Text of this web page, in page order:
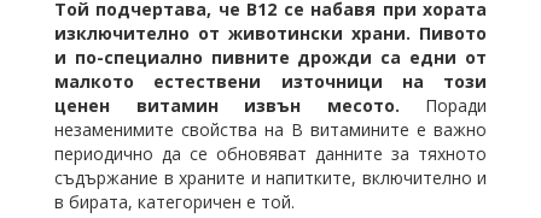
Той подчертава, че В12 се набавя при хората
изключително от животински храни. Пивото
и по-специално пивните дрожди са едни от
малкото естествени източници на този
ценен витамин извън месото. Поради
незаменимите свойства на В витамините е важно
периодично да се обновяват данните за тяхното
съдържание в храните и напитките, включително и
в бирата, категоричен е той.